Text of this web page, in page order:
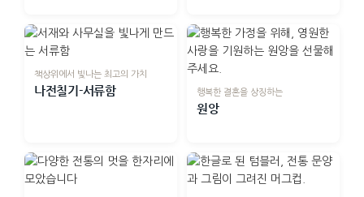
책상위에서 빛나는 최고의 가치
나전칠기-서류함 행복한 결혼을 상징하는
원앙